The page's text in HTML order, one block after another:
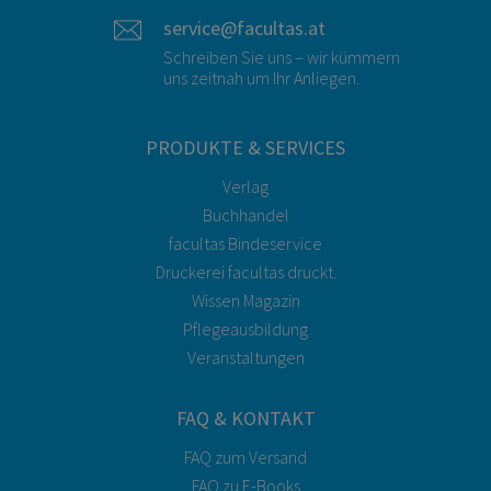
service@facultas.at
Schreiben Sie uns – wir kümmern
uns zeitnah um Ihr Anliegen.
PRODUKTE & SERVICES
Verlag
Buchhandel
facultas Bindeservice
Druckerei facultas druckt.
Wissen Magazin
Pflegeausbildung
Veranstaltungen
FAQ & KONTAKT
FAQ zum Versand
FAQ zu E-Books